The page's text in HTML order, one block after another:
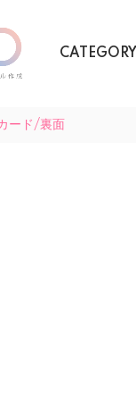
CATEGORY
ード/裏面